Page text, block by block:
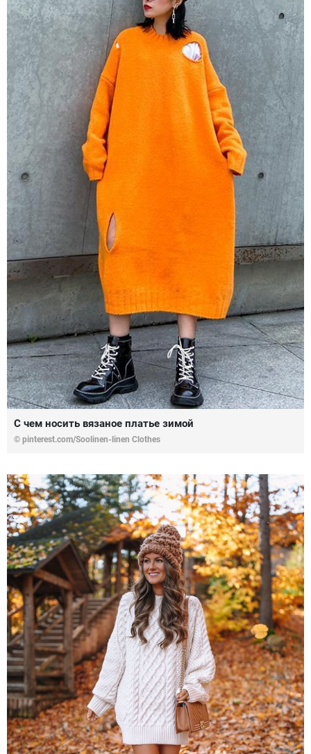
С чем носить вязаное платье зимой
© pinterest.com/Soolinen-linen Clothes